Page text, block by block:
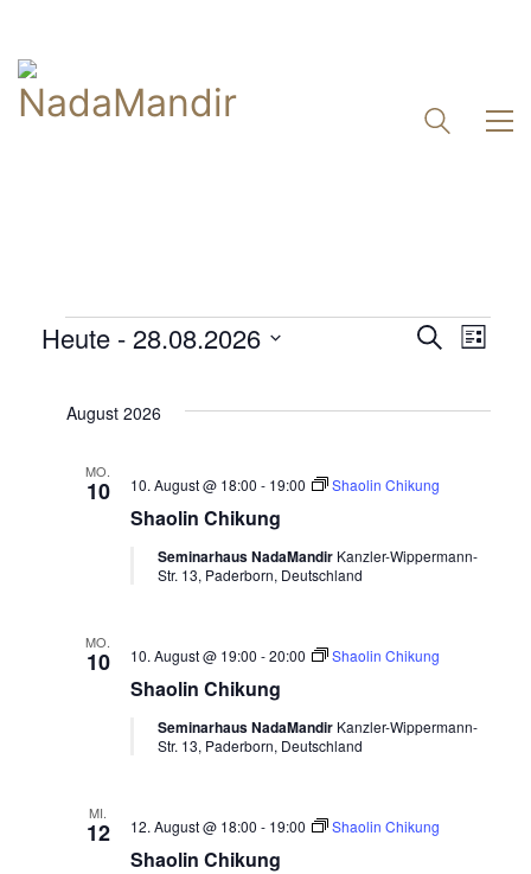
VERANSTALTUNGEN SucheListe
Heute - 28.08.2026
August 2026
MO.
10
Shaolin Chikung
10. August @ 18:00 - 19:00 Shaolin Chikung
Seminarhaus NadaMandir Kanzler-Wippermann-
Str. 13, Paderborn, Deutschland
MO.
10
Shaolin Chikung
10. August @ 19:00 -20:00 Shaolin Chikung
Seminarhaus NadaMandir Kanzler-Wippermann-
Str. 13, Paderborn, Deutschland
MI.
12
Shaolin Chikung
12. August @ 18:00 - 19:00 Shaolin Chikung